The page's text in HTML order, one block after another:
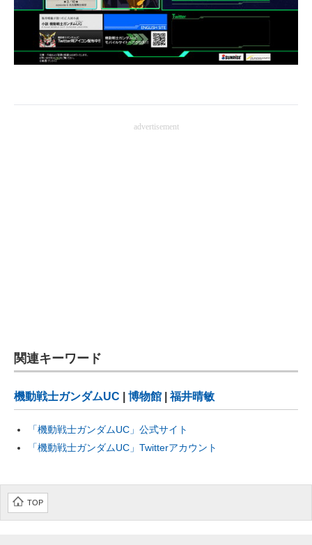
advertisement
関連キーワード
機動戦士ガンダムUC 博物館 |福井晴敏
「機動戦士ガンダムUC」公式サイト
「機動戦士ガンダムUC」Twitterアカウント
TOP